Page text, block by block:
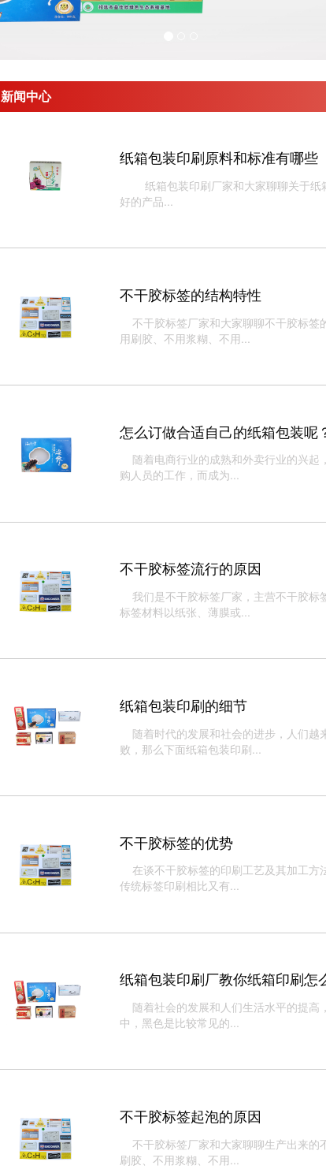
新闻中心
纸箱包装印刷原料和标准有哪些
纸箱包装印刷​厂家和大家聊聊关于纸
好的产品...
不干胶标签的结构特性
不干胶标签厂家和大家聊聊不干胶标签
用刷胶、不用浆糊、不用...
怎么订做合适自己的纸箱包装呢
随着电商行业的成熟和外卖行业的兴起
购人员的工作，而成为...
不干胶标签流行的原因
我们是不干胶标签厂家，主营不干胶标
标签材料以纸张、薄膜或...
纸箱包装印刷的细节
随着时代的发展和社会的进步，人们越
败，那么下面纸箱包装印刷...
不干胶标签的优势
在谈不干胶标签​的印刷工艺及其加工方
传统标签印刷相比又有...
纸箱包装印刷厂教你纸箱印刷怎
随着社会的发展和人们生活水平的提高
中，黑色是比较常见的...
不干胶标签起泡的原因
不干胶标签​厂家和大家聊聊生产出来的
刷胶、不用浆糊、不用...